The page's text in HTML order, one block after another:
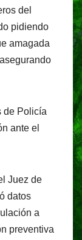
del
pidiendo
amagada
de Policía
ante el
Juez de
datos
a
preventiva